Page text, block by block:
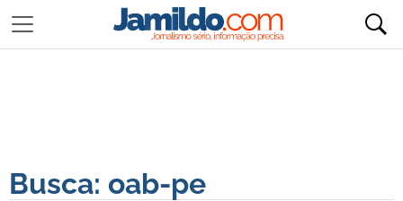
Busca: oab-pe